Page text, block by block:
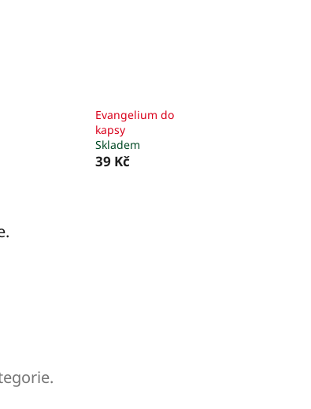
Evangelium do
kapsy
Skladem
39 Kč